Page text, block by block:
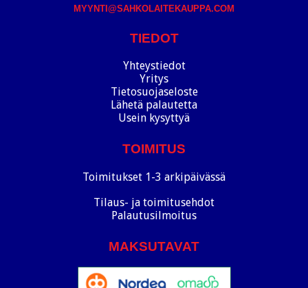
MYYNTI@SAHKOLAITEKAUPPA.COM
TIEDOT
Yhteystiedot
Yritys
Tietosuojaseloste
Lähetä palautetta
Usein kysyttyä
TOIMITUS
Toimitukset 1-3 arkipäivässä
Tilaus- ja toimitusehdot
Palautusilmoitus
MAKSUTAVAT